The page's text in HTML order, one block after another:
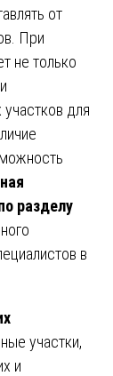
от
При
не только
для
разделу
в
участки,
и